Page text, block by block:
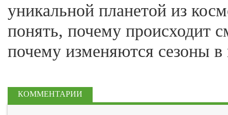
уникальной планетой из
понять, почему происходит
почему изменяются сезоны в
КОММЕНТАРИИ